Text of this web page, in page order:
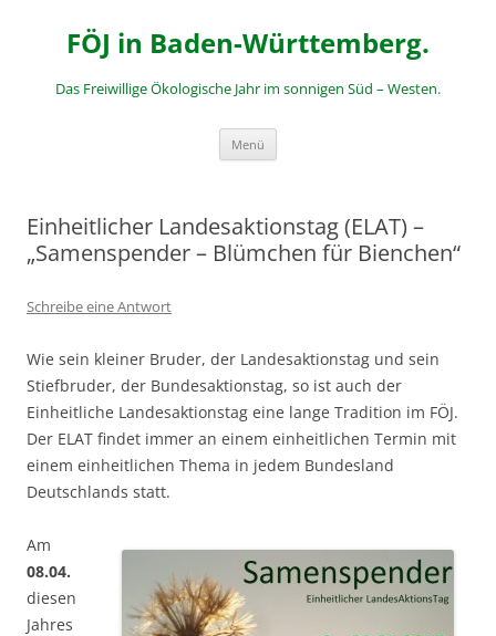
springenFÖJ in Baden-Württemberg.
Das Freiwillige Ökologische Jahr im sonnigen Süd – Westen.
Menü
Einheitlicher Landesaktionstag (ELAT) –
„Samenspender – Blümchen für Bienchen“
Schreibe eine Antwort
Wie sein kleiner Bruder, der Landesaktionstag und sein
Stiefbruder, der Bundesaktionstag, so ist auch der
Einheitliche Landesaktionstag eine lange Tradition im FÖJ.
Der ELAT findet immer an einem einheitlichen Termin mit
einem einheitlichen Thema in jedem Bundesland
Deutschlands statt.
Am
08.04.
diesen
Jahres